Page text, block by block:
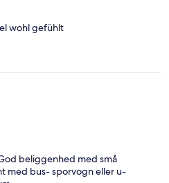
wohl gefühlt
beliggenhed med små
med bus- sporvogn eller u-